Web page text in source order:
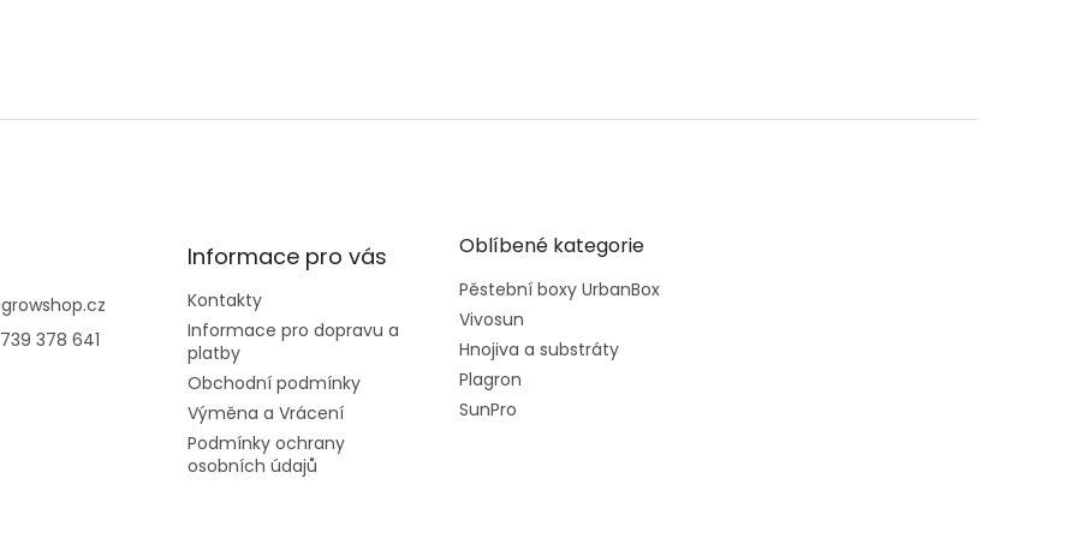
growshop.cz
378 641
Informace pro vás
Kontakty
Informace pro dopravu a
platby
Obchodní podmínky
Výměna a Vrácení
Podmínky ochrany
osobních údajů
Oblíbené kategorie
Pěstební boxy UrbanBox
Vivosun
Hnojiva a substráty
Plagron
SunPro